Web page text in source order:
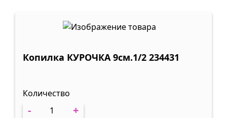
Копилка КУРОЧКА 9см.1/2 234431
Количество
- +